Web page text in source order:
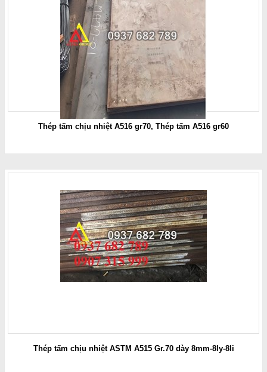
Thép tấm chịu nhiệt A516 gr70, Thép tấm A516 gr60
Thép tấm chịu nhiệt ASTM A515 Gr.70 dày 8mm-8ly-8li